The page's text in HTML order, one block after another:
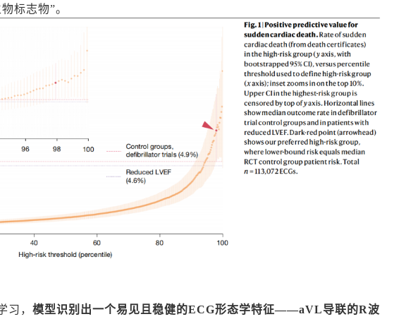
标志物”。
习， 模型识别出一个易见且稳健的ECG形态学特征——aVL导联的R波